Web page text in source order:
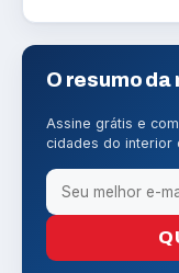
O resumo da
Assine grátis e
cidades do interior